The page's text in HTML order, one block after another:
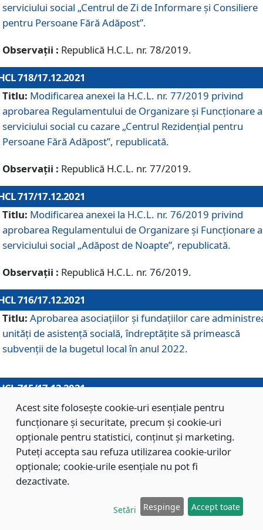
serviciului social „Centrul de Zi de Informare şi Consiliere
pentru Persoane Fără Adăpost”.
Observații : Republică H.C.L. nr. 78/2019.
718/17.12.2021
Titlu: Modificarea anexei la H.C.L. nr. 77/2019 privind
aprobarea Regulamentului de Organizare și Funcționare
serviciului social cu cazare „Centrul Rezidențial pentru
Persoane Fără Adăpost”, republicată.
Observații : Republică H.C.L. nr. 77/2019.
717/17.12.2021
Titlu: Modificarea anexei la H.C.L. nr. 76/2019 privind
aprobarea Regulamentului de Organizare şi Funcționare
serviciului social „Adăpost de Noapte”, republicată.
Observații : Republică H.C.L. nr. 76/2019.
716/17.12.2021
Titlu: Aprobarea asociaţiilor şi fundaţiilor care
unităţi de asistenţă socială, îndreptăţite să primească
subvenţii de la bugetul local în anul 2022.
715/17.12.2021
Titlu: Aprobarea Planului de acţiuni sau lucrări de interes
local pentru anul 2022.
714/17.12.2021
Titlu: Modificarea Anexei la H.C.L. nr. 709/2020 privind
aprobarea Regulamentului de Organizare şi Funcţionare
Direcţiei de Asistenţă Socială Braşov.
Acest site folosește cookie-uri esențiale pentru
funcționare și securitate, precum și cookie-uri
opționale pentru statistici, conținut și marketing.
Puteți accepta sau refuza utilizarea cookie-urilor
opționale; cookie-urile esențiale nu pot fi
dezactivate.
Setări Respinge Accept toate